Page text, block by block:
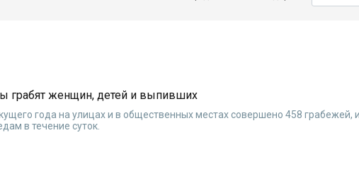
грабят женщин, детей и выпивших
года на улицах и в общественных местах совершено 458 грабежей,
в течение суток.